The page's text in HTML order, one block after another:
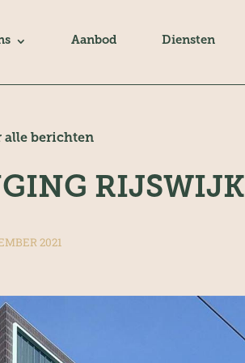
Aanbod Diensten
alle berichten
RIJSWIJK
2021